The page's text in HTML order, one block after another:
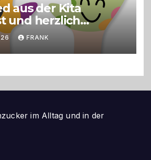
aus der Kita
und herzlich
FRANK
im Alltag und in der